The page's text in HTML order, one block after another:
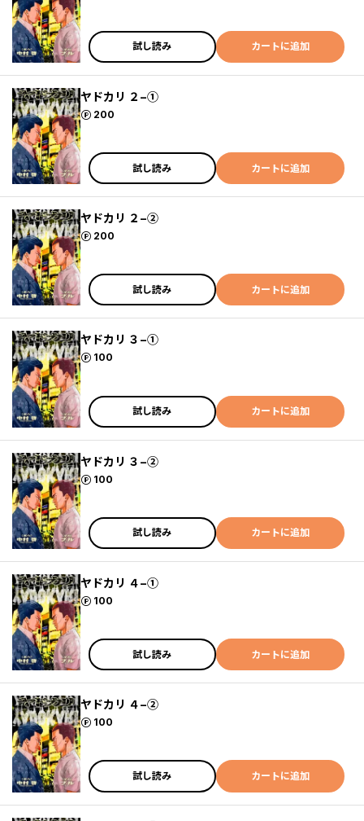
試し読み カートに追加
ヤドカリ ２−①
200
ポイント
試し読み カートに追加
ヤドカリ ２−②
200
ポイント
試し読み カートに追加
ヤドカリ ３−①
100
ポイント
試し読み カートに追加
ヤドカリ ３−②
100
ポイント
試し読み カートに追加
ヤドカリ ４−①
100
ポイント
試し読み カートに追加
ヤドカリ ４−②
100
ポイント
試し読み カートに追加